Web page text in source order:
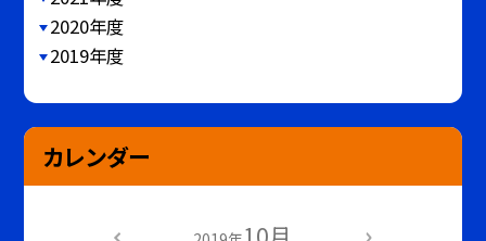
2020年度
2019年度
カレンダー